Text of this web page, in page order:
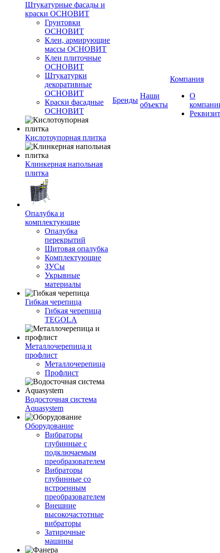
Штукатурные фасады и
краски ОСНОВИТ
Грунтовки
ОСНОВИТ
Клеи, армирующие
массы ОСНОВИТ
Клеи плиточные
ОСНОВИТ
Штукатурки
декоративные
ОСНОВИТ
Краски фасадные
ОСНОВИТ
Кислотоупорная плитка
Клинкерная напольная
плитка
Опалубка и
комплектующие
Опалубка
перекрытий
Щитовая опалубка
Комплектующие
ЗУСы
Укрывные
материалы
Гибкая черепица
Гибкая черепица
TEGOLA
Металлочерепица и
профлист
Металлочерепица
Профлист
Водосточная система
Aquasystem
Оборудование
Вибраторы
глубинные с
подключаемым
преобразователем
Вибраторы
глубинные со
встроенным
преобразователем
Внешние
высокочастотные
вибраторы
Затирочные
машины
Бренды
Наши
объекты
Компания
О